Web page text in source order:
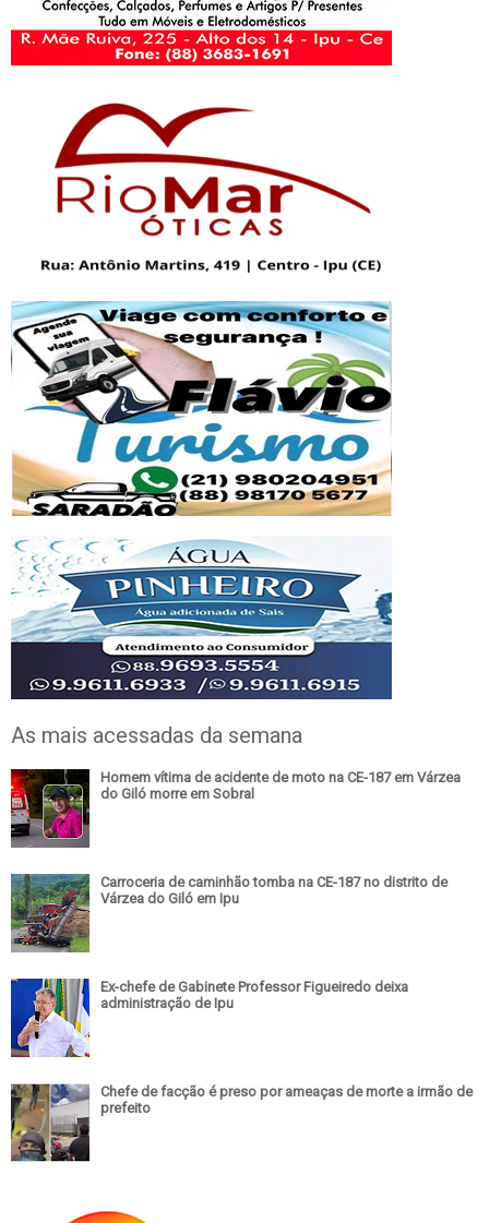
As mais acessadas da semana
Homem vítima de acidente de moto na CE-187 em Várzea
do Giló morre em Sobral
Carroceria de caminhão tomba na CE-187 no distrito de
Várzea do Giló em Ipu
Ex-chefe de Gabinete Professor Figueiredo deixa
administração de Ipu
Chefe de facção é preso por ameaças de morte a irmão de
prefeito